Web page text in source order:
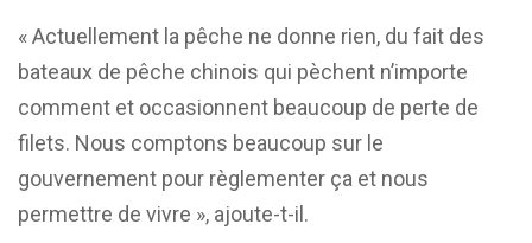
« Actuellement la pêche ne donne rien, du fait des
bateaux de pêche chinois qui pèchent n’importe
comment et occasionnent beaucoup de perte de
filets. Nous comptons beaucoup sur le
gouvernement pour règlementer ça et nous
permettre de vivre », ajoute-t-il.